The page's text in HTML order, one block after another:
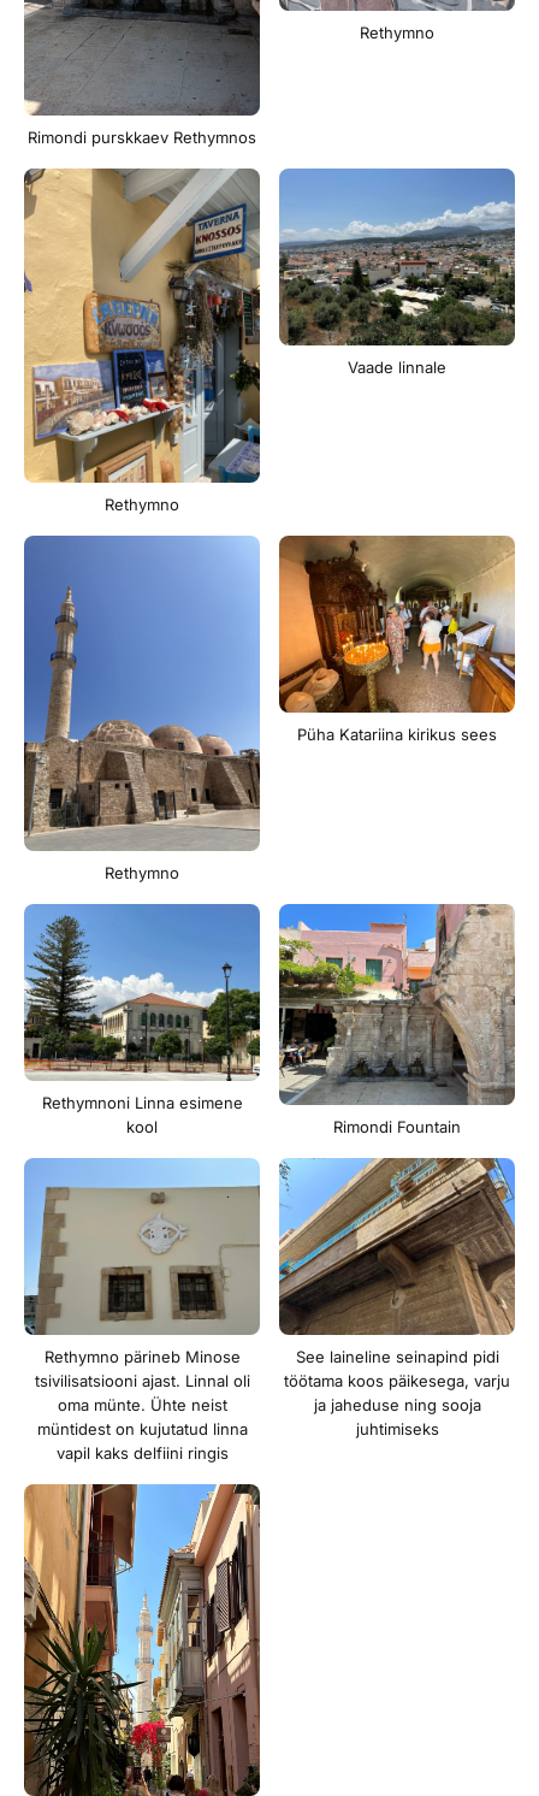
Rimondi purskkaev Rethymnos
Rethymno
Rethymno
Vaade linnale
Rethymno
Püha Katariina kirikus sees
Rethymnoni Linna esimene
kool
Rimondi Fountain
Rethymno pärineb Minose
tsivilisatsiooni ajast. Linnal oli
oma münte. Ühte neist
müntidest on kujutatud linna
vapil kaks delfiini ringis
See laineline seinapind pidi
töötama koos päikesega, varju
ja jaheduse ning sooja
juhtimiseks